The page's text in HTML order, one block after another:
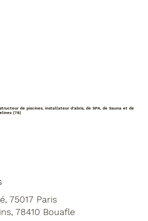
de piscines, installateur d'abris, de SPA, de Sauna et de
(78)
75017 Paris
78410 Bouafle